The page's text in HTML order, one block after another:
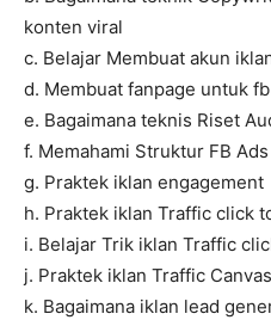
konten viral
c. Belajar Membuat akun
d. Membuat fanpage untuk
e. Bagaimana teknis Riset
f. Memahami Struktur FB Ads
g. Praktek iklan engagement
h. Praktek iklan Traffic click
i. Belajar Trik iklan Traffic
j. Praktek iklan Traffic
k. Bagaimana iklan lead